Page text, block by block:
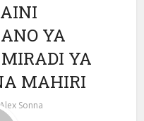
YA
YA
MAHIRI
Alex Sonna